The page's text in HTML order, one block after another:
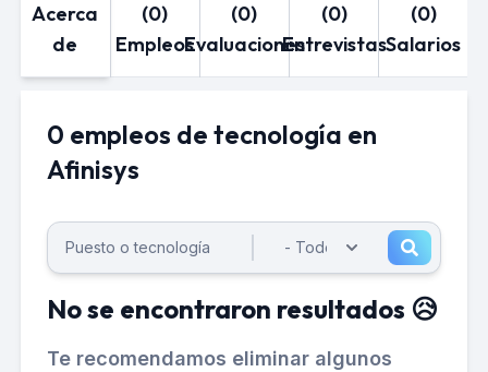
Acerca
de
(0)
Empleos
(0)
Evaluaciones
(0)
Entrevistas
(0)
Salarios
0 empleos de tecnología en
Afinisys
No se encontraron resultados 😥
Te recomendamos eliminar algunos